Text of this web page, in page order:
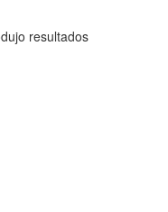
resultados